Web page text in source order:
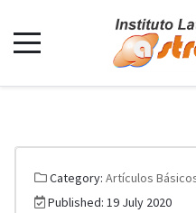
Category: Artículos
Published: 19 July 2020